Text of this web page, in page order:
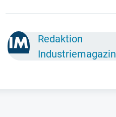
Redaktion
Industriemagazin